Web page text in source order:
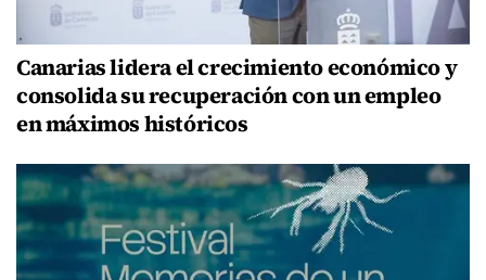
Canarias lidera el crecimiento económico y
consolida su recuperación con un empleo
en máximos históricos